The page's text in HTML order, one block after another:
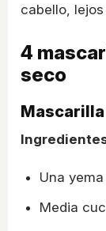
cabello,
4
seco
Una
Media